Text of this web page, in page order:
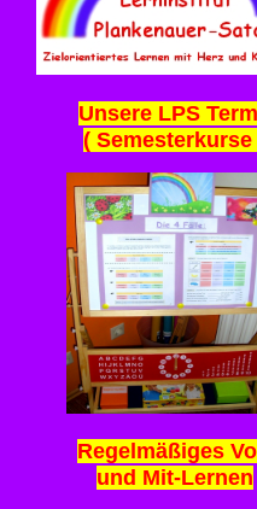
Unsere LPS
( Semesterkurse
Regelmäßiges
und Mit-Lernen